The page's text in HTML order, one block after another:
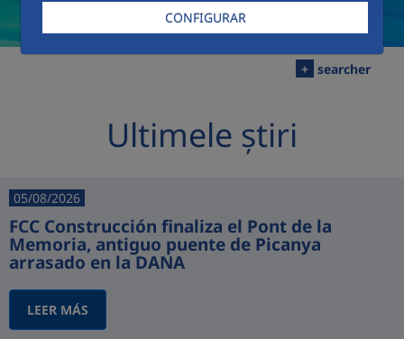
CONFIGURAR
+ searcher
Ultimele știri
05/08/2026
FCC Construcción finaliza el Pont de la
Memoria, antiguo puente de Picanya
arrasado en la DANA
LEER MÁS